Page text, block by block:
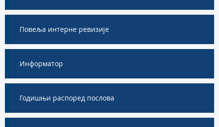
Повеља интерне ревизије
Информатор
Годишњи распоред послова